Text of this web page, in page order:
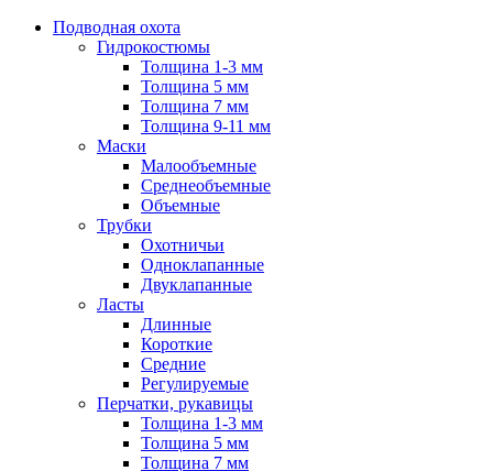
Подводная охота
Гидрокостюмы
Толщина 1-3 мм
Толщина 5 мм
Толщина 7 мм
Толщина 9-11 мм
Маски
Малообъемные
Среднеобъемные
Объемные
Трубки
Охотничьи
Одноклапанные
Двуклапанные
Ласты
Длинные
Короткие
Средние
Регулируемые
Перчатки, рукавицы
Толщина 1-3 мм
Толщина 5 мм
Толщина 7 мм